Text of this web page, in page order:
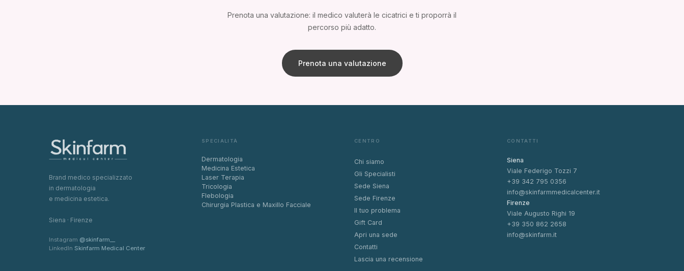
Prenota una valutazione: il medico valuterà le cicatrici e ti proporrà il
percorso più adatto.
Prenota una valutazione
Brand medico specializzato
in dermatologia
e medicina estetica.
Siena · Firenze
Instagram @skinfarm__
LinkedIn Skinfarm Medical Center
SPECIALITÀ
Dermatologia
Medicina Estetica
Laser Terapia
Tricologia
Flebologia
Chirurgia Plastica e Maxillo Facciale
CENTRO
Chi siamo
Gli Specialisti
Sede Siena
Sede Firenze
Il tuo problema
Gift Card
Apri una sede
Contatti
Lascia una recensione
CONTATTI
Siena
Viale Federigo Tozzi 7
+39 342 795 0356
info@skinfarmmedicalcenter.it
Firenze
Viale Augusto Righi 19
+39 350 862 2658
info@skinfarm.it